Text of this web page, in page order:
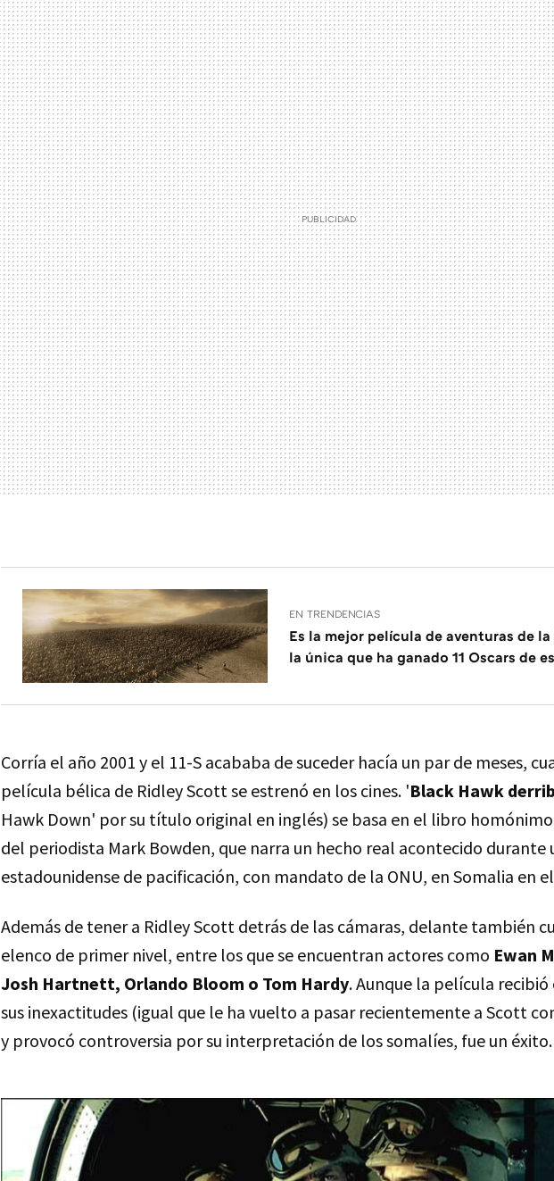
EN TRENDENCIAS
Es la mejor película de aventuras de
la única que ha ganado 11 Oscars de
Corría el año 2001 y el 11-S acababa de suceder hacía un par de meses,
película bélica de Ridley Scott se estrenó en los cines. 'Black Hawk
Hawk Down' por su título original en inglés) se basa en el libro
del periodista Mark Bowden, que narra un hecho real acontecido durante
estadounidense de pacificación, con mandato de la ONU, en Somalia en
Además de tener a Ridley Scott detrás de las cámaras, delante también
elenco de primer nivel, entre los que se encuentran actores como Ewan
Josh Hartnett, Orlando Bloom o Tom Hardy. Aunque la película
sus inexactitudes (igual que le ha vuelto a pasar recientemente a Scott
y provocó controversia por su interpretación de los somalíes, fue un éxito.